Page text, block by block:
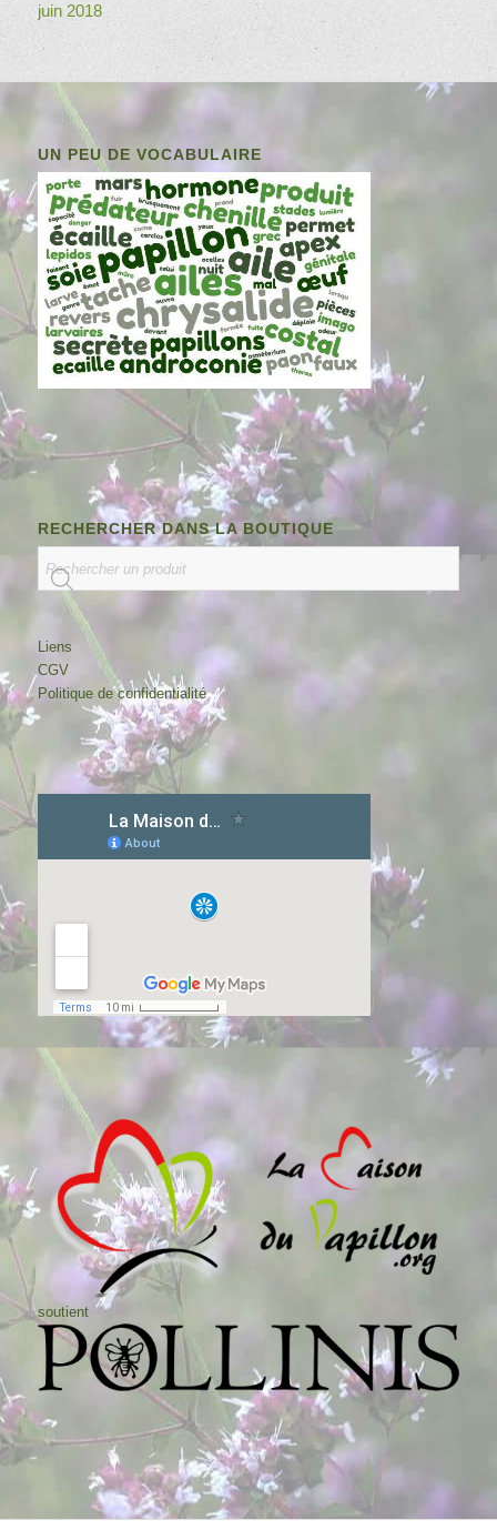
juin 2018
UN PEU DE VOCABULAIRE
RECHERCHER DANS LA BOUTIQUE
Liens
CGV
Politique de confidentialité
soutient